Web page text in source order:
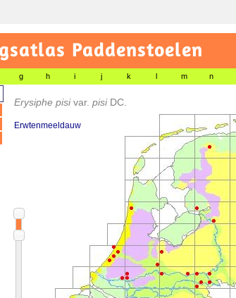
Paddenstoelen
g h i j k l m n
Erysiphe pisivar. pisi DC.
Erwtenmeeldauw